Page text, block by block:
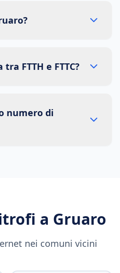
FTTH e FTTC?
numero di
a Gruaro
nei comuni vicini